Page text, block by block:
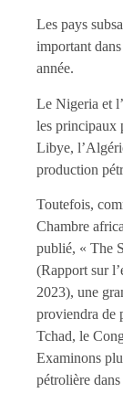
Les pays
important
année.
Le Nigeria et
les principaux
Libye,
production
Toutefois,
Chambre
publié, « The
(Rapport sur
2023), une
proviendra de
Tchad, le
Examinons
pétrolière